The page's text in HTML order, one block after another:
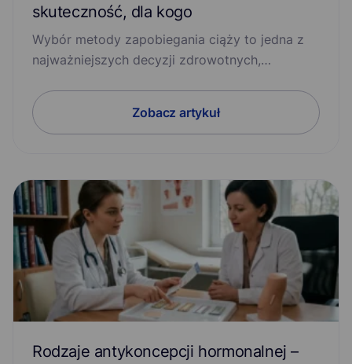
Grzybicze zapalenie pochwy
Infekcja pasożytnicza przewodu pokarmowego
Insulinooporność Kłykciny kończyste
Kontaktowe zapalenie skóry
Menopauza Migrena Nadciśnienie
Niedobór witaminy D
Niedobory Witamin z Grupy B (B1, B6, B12)
Niedoczynność tarczycy Nietrzymanie moczu
skuteczność, dla kogo
Wybór metody zapobiegania ciąży to jedna z
najważniejszych decyzji zdrowotnych,…
Zobacz artykuł
Rodzaje antykoncepcji hormonalnej –